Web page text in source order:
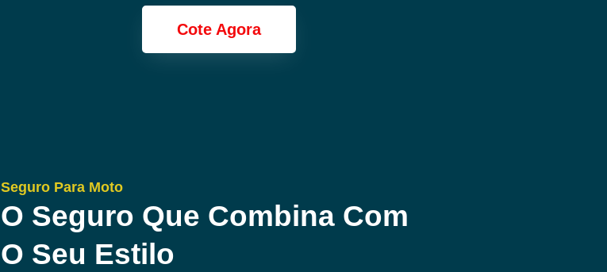
Cote Agora
Seguro Para Moto
O Seguro Que Combina Com
O Seu Estilo